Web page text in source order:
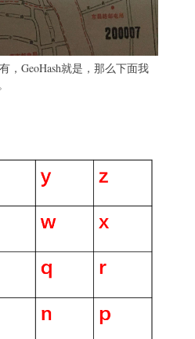
，GeoHash就是，那么下面我